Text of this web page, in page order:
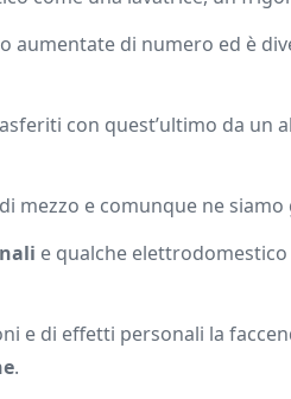
aumentate di numero ed è
con quest’ultimo da un
mezzo e comunque ne siamo
e qualche
e di effetti personali la
.